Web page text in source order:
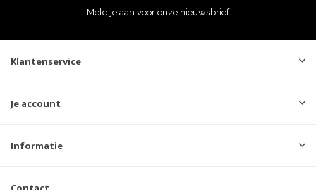
Meld je aan voor onze nieuwsbrief
Klantenservice
Je account
Informatie